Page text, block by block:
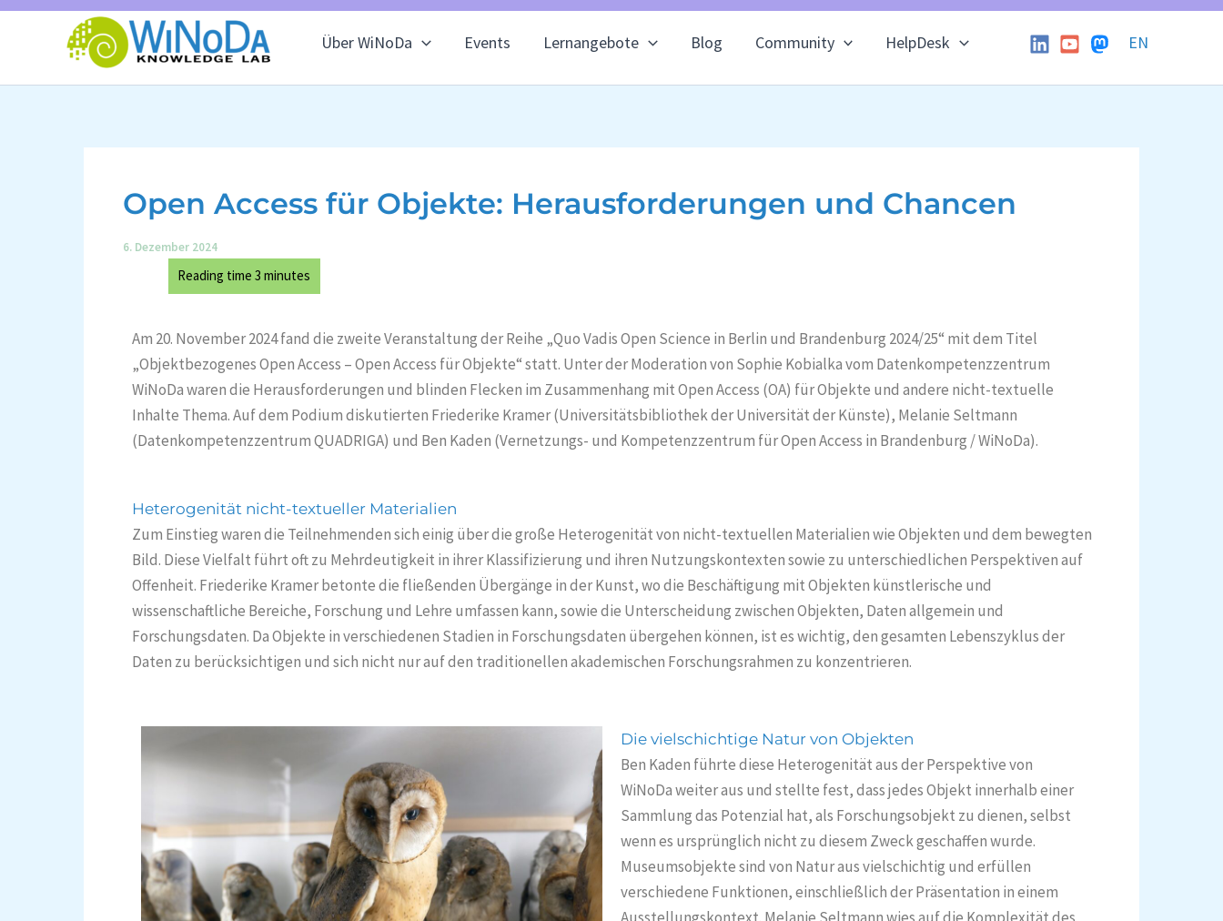
Skip
Über WiNoDa Events Lernangebote Blog Community HelpDesk EN
Open Access für Objekte: Herausforderungen und Chancen
6. Dezember 2024
Am 20. November 2024 fand die zweite Veranstaltung der Reihe „Quo Vadis Open Science in Berlin und Brandenburg 2024/25“ mit dem Titel
„Objektbezogenes Open Access – Open Access für Objekte“ statt. Unter der Moderation von Sophie Kobialka vom Datenkompetenzzentrum
WiNoDa waren die Herausforderungen und blinden Flecken im Zusammenhang mit Open Access (OA) für Objekte und andere nicht-textuelle
Inhalte Thema. Auf dem Podium diskutierten Friederike Kramer (Universitätsbibliothek der Universität der Künste), Melanie Seltmann
(Datenkompetenzzentrum QUADRIGA) und Ben Kaden (Vernetzungs- und Kompetenzzentrum für Open Access in Brandenburg / WiNoDa).
Heterogenität nicht-textueller Materialien
Zum Einstieg waren die Teilnehmenden sich einig über die große Heterogenität von nicht-textuellen Materialien wie Objekten und dem bewegten
Bild. Diese Vielfalt führt oft zu Mehrdeutigkeit in ihrer Klassifizierung und ihren Nutzungskontexten sowie zu unterschiedlichen Perspektiven auf
Offenheit. Friederike Kramer betonte die fließenden Übergänge in der Kunst, wo die Beschäftigung mit Objekten künstlerische und
wissenschaftliche Bereiche, Forschung und Lehre umfassen kann, sowie die Unterscheidung zwischen Objekten, Daten allgemein und
Forschungsdaten. Da Objekte in verschiedenen Stadien in Forschungsdaten übergehen können, ist es wichtig, den gesamten Lebenszyklus der
Daten zu berücksichtigen und sich nicht nur auf den traditionellen akademischen Forschungsrahmen zu konzentrieren.
Die vielschichtige Natur von Objekten
Ben Kaden führte diese Heterogenität aus der Perspektive von
WiNoDa weiter aus und stellte fest, dass jedes Objekt innerhalb einer
Sammlung das Potenzial hat, als Forschungsobjekt zu dienen, selbst
wenn es ursprünglich nicht zu diesem Zweck geschaffen wurde.
Museumsobjekte sind von Natur aus vielschichtig und erfüllen
verschiedene Funktionen, einschließlich der Präsentation in einem